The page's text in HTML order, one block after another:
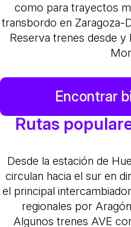
como para trayectos
transbordo en Zaragoza-
Reserva trenes desde y
Encontrar
Rutas
Desde la estación de
circulan hacia el sur en
el principal
regionales por
Algunos trenes AVE